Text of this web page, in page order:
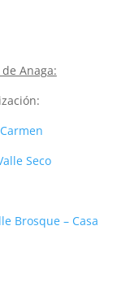
Anaga:
Seco
Brosque – Casa